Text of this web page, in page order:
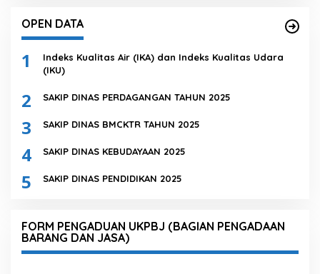
OPEN DATA
1
Indeks Kualitas Air (IKA) dan Indeks Kualitas Udara
(IKU)
2 SAKIP DINAS PERDAGANGAN TAHUN 2025
3 SAKIP DINAS BMCKTR TAHUN 2025
4 SAKIP DINAS KEBUDAYAAN 2025
5 SAKIP DINAS PENDIDIKAN 2025
FORM PENGADUAN UKPBJ (BAGIAN PENGADAAN
BARANG DAN JASA)